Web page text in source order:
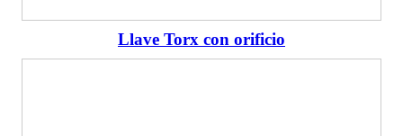
Llave Torx con orificio